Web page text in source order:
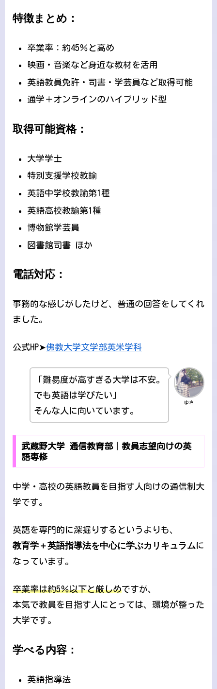
特徴まとめ：
卒業率：約45％と高め
映画・音楽など身近な教材を活用
英語教員免許・司書・学芸員など取得可能
通学＋オンラインのハイブリッド型
取得可能資格：
大学学士
特別支援学校教諭
英語中学校教諭第1種
英語高校教諭第1種
博物館学芸員
図書館司書 ほか
電話対応：
事務的な感じがしたけど、普通の回答をしてくれ
ました。
公式HP➤佛教大学文学部英米学科
ゆき
「難易度が高すぎる大学は不安。
でも英語は学びたい」
そんな人に向いています。
武蔵野大学 通信教育部｜教員志望向けの英
語専修
中学・高校の英語教員を目指す人向けの通信制大
学です。
英語を専門的に深掘りするというよりも、
教育学＋英語指導法を中心に学ぶカリキュラムに
なっています。
卒業率は約5％以下と厳しめですが、
本気で教員を目指す人にとっては、環境が整った
大学です。
学べる内容：
英語指導法